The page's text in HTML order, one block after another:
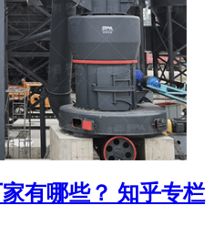
有哪些？ 知乎专栏